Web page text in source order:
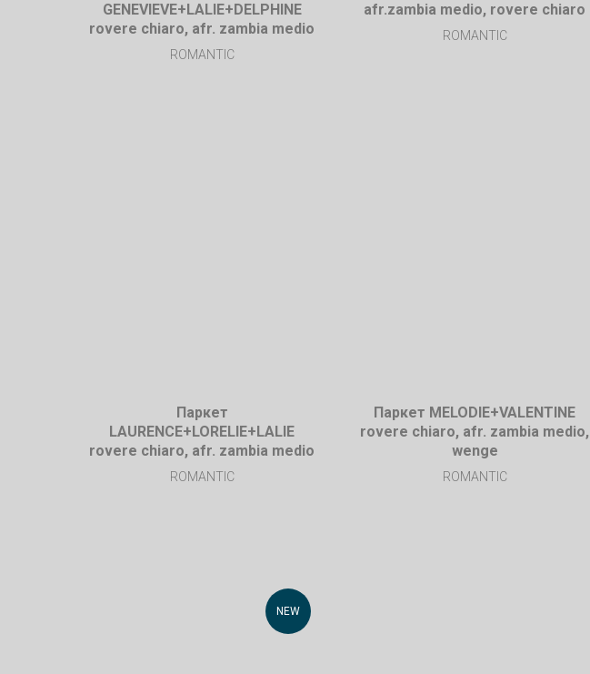
GENEVIEVE+LALIE+DELPHINE
rovere chiaro, afr. zambia medio
ROMANTIC
afr.zambia medio, rovere chiaro
ROMANTIC
Паркет
LAURENCE+LORELIE+LALIE
rovere chiaro, afr. zambia medio
ROMANTIC
Паркет MELODIE+VALENTINE
rovere chiaro, afr. zambia medio,
wenge
ROMANTIC
NEW